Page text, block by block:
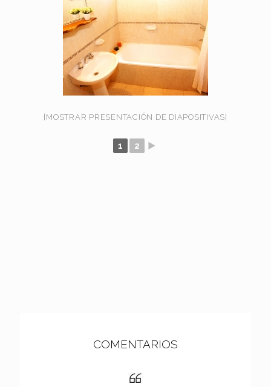
[MOSTRAR PRESENTACIÓN DE DIAPOSITIVAS]
1 2 ►
COMENTARIOS